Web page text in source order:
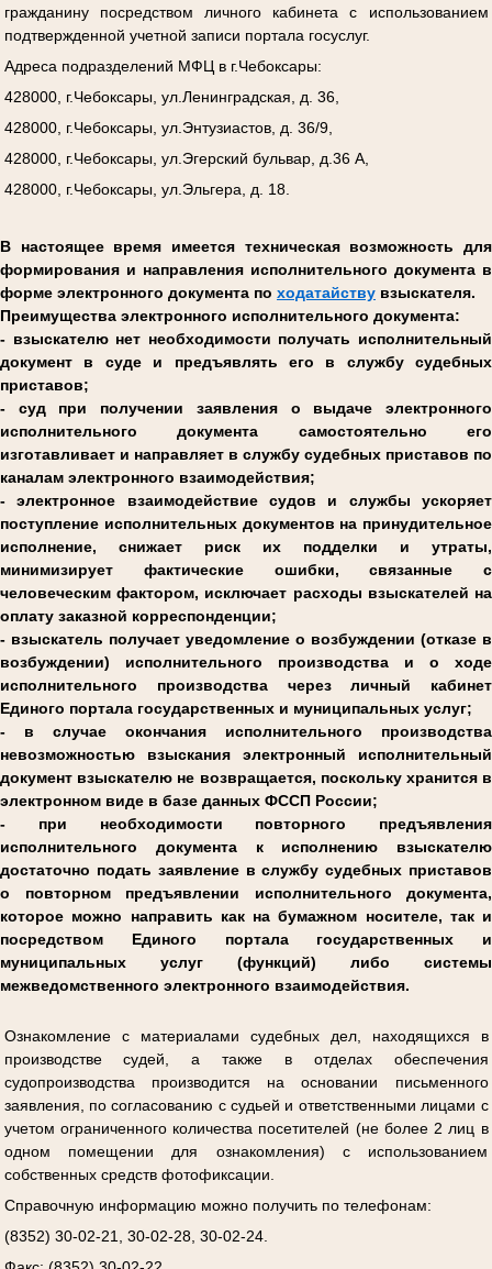
гражданину посредством личного кабинета с использованием
подтвержденной учетной записи портала госуслуг.
Адреса подразделений МФЦ в г.Чебоксары:
428000, г.Чебоксары, ул.Ленинградская, д. 36,
428000, г.Чебоксары, ул.Энтузиастов, д. 36/9,
428000, г.Чебоксары, ул.Эгерский бульвар, д.36 А,
428000, г.Чебоксары, ул.Эльгера, д. 18.
В настоящее время имеется техническая возможность для
формирования и направления исполнительного документа в
форме электронного документа по ходатайству взыскателя.
Преимущества электронного исполнительного документа:
- взыскателю нет необходимости получать исполнительный
документ в суде и предъявлять его в службу судебных
приставов;
- суд при получении заявления о выдаче электронного
исполнительного документа самостоятельно его
изготавливает и направляет в службу судебных приставов по
каналам электронного взаимодействия;
- электронное взаимодействие судов и службы ускоряет
поступление исполнительных документов на принудительное
исполнение, снижает риск их подделки и утраты,
минимизирует фактические ошибки, связанные с
человеческим фактором, исключает расходы взыскателей на
оплату заказной корреспонденции;
- взыскатель получает уведомление о возбуждении (отказе в
возбуждении) исполнительного производства и о ходе
исполнительного производства через личный кабинет
Единого портала государственных и муниципальных услуг;
- в случае окончания исполнительного производства
невозможностью взыскания электронный исполнительный
документ взыскателю не возвращается, поскольку хранится в
электронном виде в базе данных ФССП России;
- при необходимости повторного предъявления
исполнительного документа к исполнению взыскателю
достаточно подать заявление в службу судебных приставов
о повторном предъявлении исполнительного документа,
которое можно направить как на бумажном носителе, так и
посредством Единого портала государственных и
муниципальных услуг (функций) либо системы
межведомственного электронного взаимодействия.
Ознакомление с материалами судебных дел, находящихся в
производстве судей, а также в отделах обеспечения
судопроизводства производится на основании письменного
заявления, по согласованию с судьей и ответственными лицами с
учетом ограниченного количества посетителей (не более 2 лиц в
одном помещении для ознакомления) с использованием
собственных средств фотофиксации.
Справочную информацию можно получить по телефонам:
(8352) 30-02-21, 30-02-28, 30-02-24.